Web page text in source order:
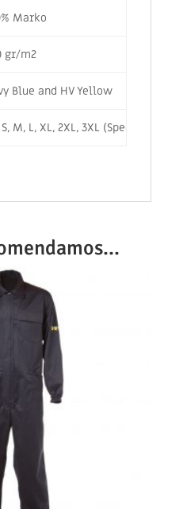
Marko
gr/m2
Blue and HV Yellow
S, M, L, XL, 2XL, 3XL (Special sizes